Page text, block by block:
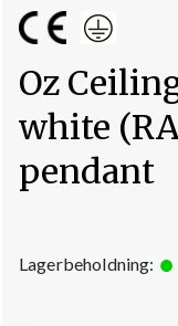
Oz
white
pendant
Lagerbeholdning: